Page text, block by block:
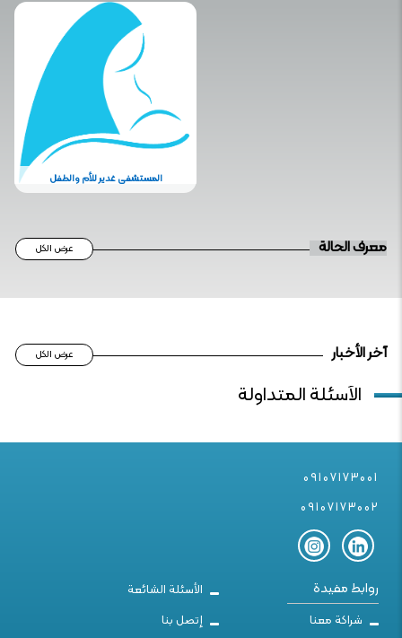
المستشفی غدیر للأم والطفل
معرف الحالة عرض الكل
آخر الأخبار عرض الكل
الأسئلة المتداولة
09107173001
09107173002
روابط مفيدة
الأسئلة الشائعة
شراكة معنا
إتصل بنا